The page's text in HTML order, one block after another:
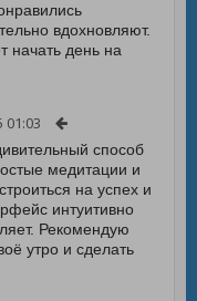
вдохновляют.
начать день на
01:03
способ
медитации и
на успех и
интуитивно
Рекомендую
утро и сделать